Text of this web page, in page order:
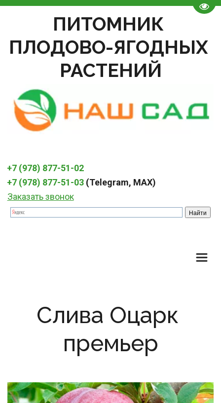
ПИТОМНИК
ПЛОДОВО-ЯГОДНЫХ
РАСТЕНИЙ
+7 (978) 877-51-02
+7 (978) 877-51-03 (Telegram, MAX)
Заказать звонок
Слива Оцарк
премьер